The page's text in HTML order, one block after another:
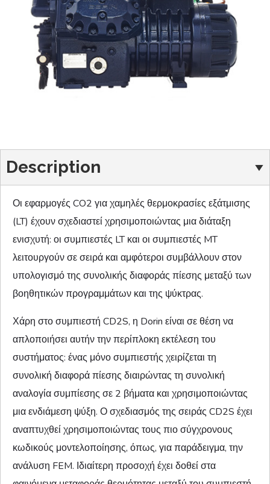
Description
Οι εφαρμογές CO2 για χαμηλές θερμοκρασίες εξάτμισης
(LT) έχουν σχεδιαστεί χρησιμοποιώντας μια διάταξη
ενισχυτή: οι συμπιεστές LT και οι συμπιεστές MT
λειτουργούν σε σειρά και αμφότεροι συμβάλλουν στον
υπολογισμό της συνολικής διαφοράς πίεσης μεταξύ των
βοηθητικών προγραμμάτων και της ψύκτρας.
Χάρη στο συμπιεστή CD2S, η Dorin είναι σε θέση να
απλοποιήσει αυτήν την περίπλοκη εκτέλεση του
συστήματος: ένας μόνο συμπιεστής χειρίζεται τη
συνολική διαφορά πίεσης διαιρώντας τη συνολική
αναλογία συμπίεσης σε 2 βήματα και χρησιμοποιώντας
μια ενδιάμεση ψύξη. Ο σχεδιασμός της σειράς CD2S έχει
αναπτυχθεί χρησιμοποιώντας τους πιο σύγχρονους
κωδικούς μοντελοποίησης, όπως, για παράδειγμα, την
ανάλυση FEM. Ιδιαίτερη προσοχή έχει δοθεί στα